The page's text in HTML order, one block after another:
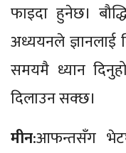
फाइदा हुनेछ।
अध्ययनले ज्ञानलाई
समयमै ध्यान
दिलाउन सक्छ।
मीन:आफन्तसँग